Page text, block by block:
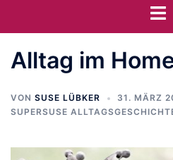
Menü
Alltag im
VON SUSE LÜBKER
31. MÄRZ
SUPERSUSE